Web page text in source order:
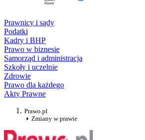
Prawnicy i sądy
Podatki
Kadry i BHP
Prawo w biznesie
Samorząd i administracja
Szkoły i uczelnie
Zdrowie
Prawo dla każdego
Akty Prawne
Prawo.pl
Zmiany w prawie